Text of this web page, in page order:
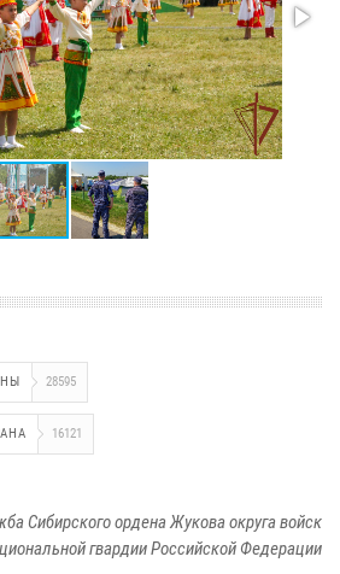
28595
16121
Сибирского ордена Жукова округа войск
гвардии Российской Федерации